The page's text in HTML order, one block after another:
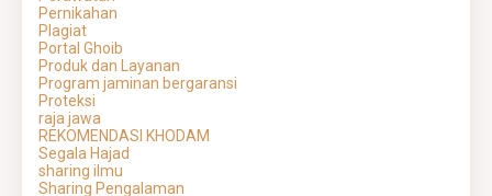
Pernikahan
Plagiat
Portal Ghoib
Produk dan Layanan
Program jaminan bergaransi
Proteksi
raja jawa
REKOMENDASI KHODAM
Segala Hajad
sharing ilmu
Sharing Pengalaman